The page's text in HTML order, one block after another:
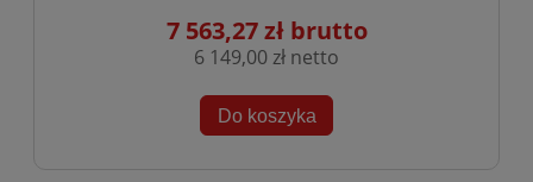
7 563,27 zł
6 149,00 zł
Do koszyka